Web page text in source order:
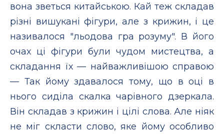
вона зветься китайською. Кай теж складав
різні вишукані фігури, але з крижин, і це
називалося "льодова гра розуму". В його
очах ці фігури були чудом мистецтва, а
складання їх — найважливішою справою
— Так йому здавалося тому, що в оці в
нього сиділа скалка чарівного дзеркала.
Він складав з крижин і цілі слова. Але ніяк
не міг скласти слово, яке йому особливо